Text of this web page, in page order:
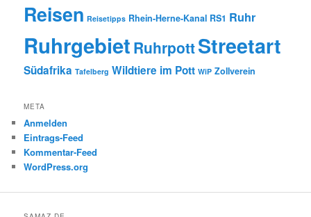
Reisen Reisetipps Rhein-Herne-Kanal RS1 Ruhr
Ruhrgebiet RuhrpottStreetart
Südafrika Tafelberg Wildtiere im Pott WiP Zollverein
META
Anmelden
Eintrags-Feed
Kommentar-Feed
WordPress.org